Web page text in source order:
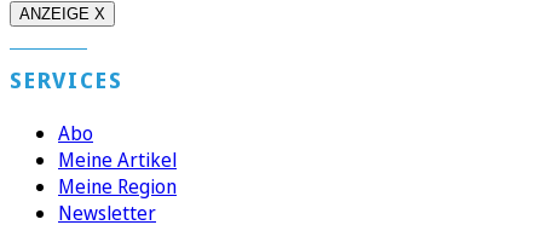
ANZEIGE X
SERVICES
Abo
Meine Artikel
Meine Region
Newsletter